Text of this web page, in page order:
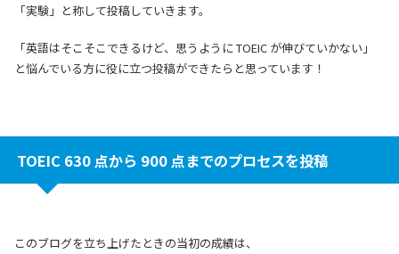
「実験」と称して投稿していきます。
「英語はそこそこできるけど、思うように TOEIC が伸びていかない」
と悩んでいる方に役に立つ投稿ができたらと思っています！
TOEIC 630 点から 900 点までのプロセスを投稿
このブログを立ち上げたときの当初の成績は、